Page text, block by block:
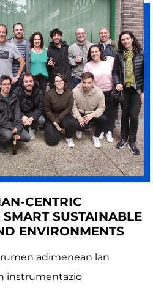
CENTRIC
SUSTAINABLE
ENVIRONMENTS
adimenean lan
instrumentazio